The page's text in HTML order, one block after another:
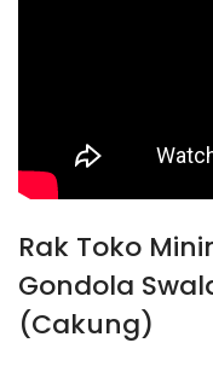
Rak Toko
Gondola
(Cakung)